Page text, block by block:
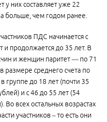
у них составляет уже 22
больше, чем годом ранее.
ПДС начинается с
продолжается до 35 лет. В
и женщин паритет — по 71
размере среднего счета по
до 18 лет (почти 35
и с 46 до 55 лет (54
Во всех остальных возрастах
участников – то есть они